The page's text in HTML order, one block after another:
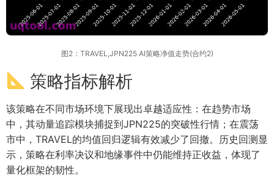
图2：TRAVEL,JPN225 AI策略净值走势(合约2)
策略指标解析
该策略在不同市场环境下展现出卓越适应性：在趋势市场
中，其动量追踪模块捕捉到JPN225的突破性行情；在震荡
市中，TRAVEL的均值回归逻辑有效减少了回撤。历史回测显
示，策略在利率决议和地缘事件中仍能维持正收益，体现了
量化框架的韧性。